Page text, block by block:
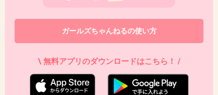
ガールズちゃんねるの使い方
\ 無料アプリのダウンロードはこちら！ /